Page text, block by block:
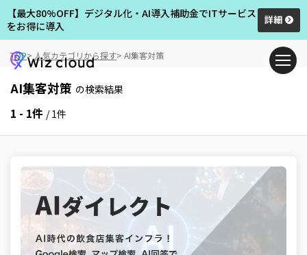
【最大80%OFF】デジタル化・AI導入補助金でITサービス
をお得に導入
詳細
TOP 人気カテゴリから探す AI集客対策
AI集客対策 の検索結果
1 - 1件 / 1件